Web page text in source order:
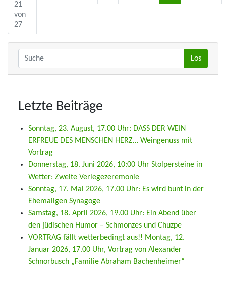
21
von
27
Letzte Beiträge
Sonntag, 23. August, 17.00 Uhr: DASS DER WEIN
ERFREUE DES MENSCHEN HERZ… Weingenuss mit
Vortrag
Donnerstag, 18. Juni 2026, 10:00 Uhr Stolpersteine in
Wetter: Zweite Verlegezeremonie
Sonntag, 17. Mai 2026, 17.00 Uhr: Es wird bunt in der
Ehemaligen Synagoge
Samstag, 18. April 2026, 19.00 Uhr: Ein Abend über
den jüdischen Humor – Schmonzes und Chuzpe
VORTRAG fällt wetterbedingt aus!! Montag, 12.
Januar 2026, 17.00 Uhr, Vortrag von Alexander
Schnorbusch „Familie Abraham Bachenheimer“